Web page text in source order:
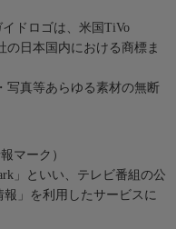
ドロゴは、米国TiVo
の日本国内における商標ま
写真等あらゆる素材の無断
マーク）
」といい、テレビ番組の公
報」を利用したサービスに